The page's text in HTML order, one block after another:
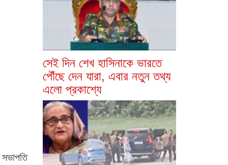
সেই দিন শেখ হাসিনাকে ভারতে
পৌঁছে দেন যারা, এবার নতুন তথ্য
এলো প্রকাশ্যে